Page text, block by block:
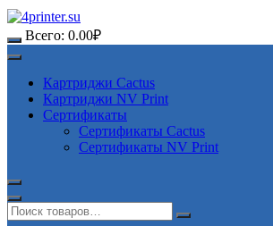
Всего: 0.00₽
Картриджи Cactus
Картриджи NV Print
Сертификаты
Сертификаты Cactus
Сертификаты NV Print